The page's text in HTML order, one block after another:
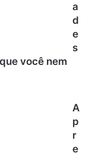
a
d
e
s
você nem
A
p
r
e